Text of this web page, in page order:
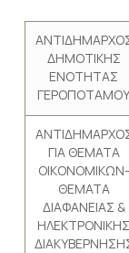
ΔΗΜΟΤΙΚΗΣ
ΕΝΟΤΗΤΑΣ
ΓΕΡΟΠΟΤΑΜΟΥ
ΓΙΑ ΘΕΜΑΤΑ
ΟΙΚΟΝΟΜΙΚΩΝ-
ΘΕΜΑΤΑ
ΔΙΑΦΑΝΕΙΑΣ &
ΗΛΕΚΤΡΟΝΙΚΗΣ